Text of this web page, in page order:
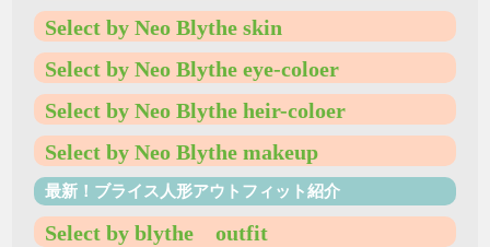
Select by Neo Blythe skin
Select by Neo Blythe eye-coloer
Select by Neo Blythe heir-coloer
Select by Neo Blythe makeup
最新！ブライス人形アウトフィット紹介
Select by blythe outfit